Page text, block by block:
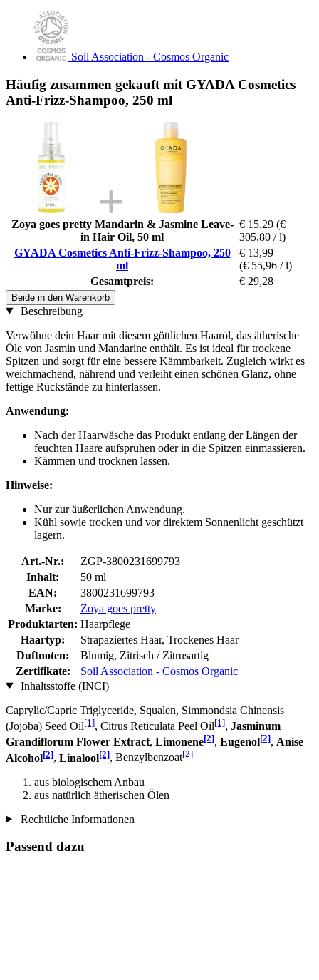
Soil Association - Cosmos Organic
Häufig zusammen gekauft mit GYADA Cosmetics
Anti-Frizz-Shampoo, 250 ml
Zoya goes pretty Mandarin & Jasmine Leave-
in Hair Oil, 50 ml
€ 15,29 (€
305,80 / l)
GYADA Cosmetics Anti-Frizz-Shampoo, 250
ml
€ 13,99
(€ 55,96 / l)
Gesamtpreis:
€ 29,28
Beide in den Warenkorb
Beschreibung
Verwöhne dein Haar mit diesem göttlichen Haaröl, das ätherische
Öle von Jasmin und Mandarine enthält. Es ist ideal für trockene
Spitzen und sorgt für eine bessere Kämmbarkeit. Zugleich wirkt es
weichmachend, nährend und verleiht einen schönen Glanz, ohne
fettige Rückstände zu hinterlassen.
Anwendung:
Nach der Haarwäsche das Produkt entlang der Längen der
feuchten Haare aufsprühen oder in die Spitzen einmassieren.
Kämmen und trocknen lassen.
Hinweise:
Nur zur äußerlichen Anwendung.
Kühl sowie trocken und vor direktem Sonnenlicht geschützt
lagern.
Art.-Nr.:
ZGP-3800231699793
Inhalt:
50 ml
EAN:
3800231699793
Marke:
Zoya goes pretty
Produktarten: Haarpflege
Haartyp:
Strapaziertes Haar, Trockenes Haar
Duftnoten:
Blumig, Zitrisch / Zitrusartig
Zertifikate:
Soil Association - Cosmos Organic
Inhaltsstoffe (INCI)
Caprylic/Capric Triglyceride, Squalen, Simmondsia Chinensis
(Jojoba) Seed Oil[1], Citrus Reticulata Peel Oil[1], Jasminum
Grandiflorum Flower Extract, Limonene[2], Eugenol[2], Anise
Alcohol[2], Linalool[2], Benzylbenzoat[2]
aus biologischem Anbau
aus natürlich ätherischen Ölen
Rechtliche Informationen
Passend dazu